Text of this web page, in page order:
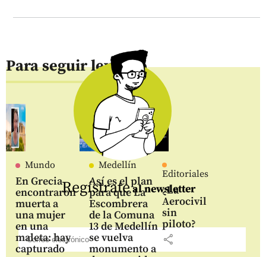
Para seguir leyendo
Mundo
En Grecia
encontraron
muerta a
una mujer
en una
maleta: hay
capturado
Medellín
Así es el plan
para que La
Escombrera
de la Comuna
13 de Medellín
se vuelva
monumento a
Editoriales
¿La
Aerocivil
sin
piloto?
share
Regístrateal newsletter